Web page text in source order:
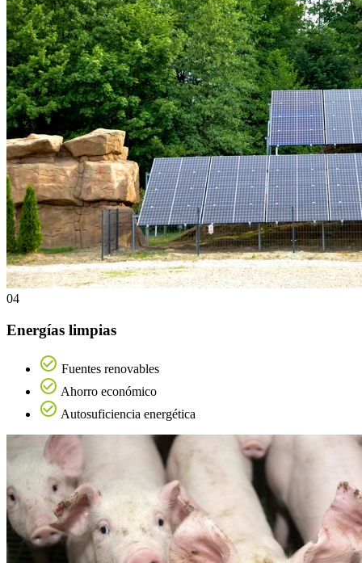
04
Energías limpias
Fuentes renovables
Ahorro económico
Autosuficiencia energética